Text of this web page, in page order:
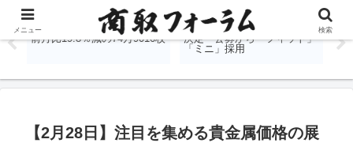
国内商品先物、7月出来高は
前月比19.8％減の74万9016枚
堂島取引所、金銀白金の愛称
決定 公募から「フィット」
「ミニ」採用
表
す
【2月28日】注目を集める貴金属価格の展
メニュー 検索